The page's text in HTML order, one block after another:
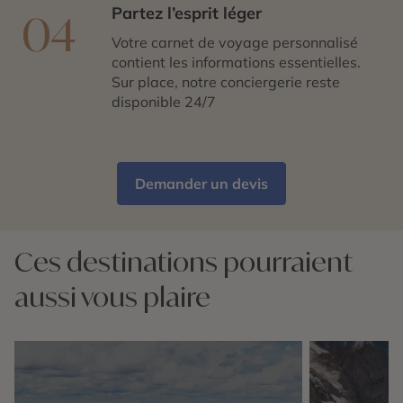
04 Partez l’esprit léger
Votre carnet de voyage personnalisé
contient les informations essentielles.
Sur place, notre conciergerie reste
disponible 24/7
Demander un devis
Ces destinations pourraient
aussi vous plaire